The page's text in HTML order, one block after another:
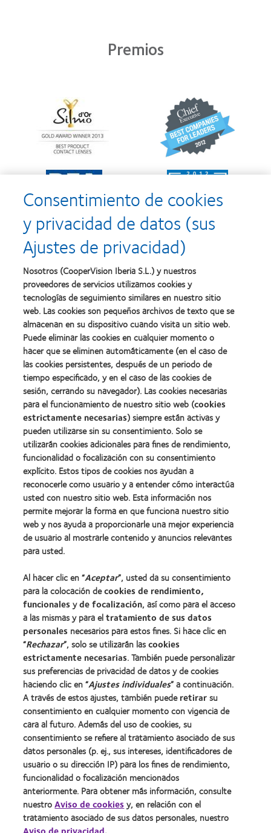
Premios
about
Premio
Silmo
mejor
con
MyDay™
Learn
more
about
2012
y
2010:
Mejor
empresa
el
desarrollo
del
liderazgo
Learn
about
2011:
Premios
a
mejor
(2011)
Learn
about
2011:
Premio
a
salud
Learn
about
2012:
Premio
Manufacturing
Leadership
100
(ML
100)
(2012)
Learn
more
about
2012
Premio
internacional
REBRAND
100®
(2012)
Learn
more
about
Premio
de
la
Industria
de
la
BCLA
Nuestros productos
Encuentre su lente
Tecnología para lentes de contacto
Lentes de contacto y visión
Usuario experimentado
Blog
Sobre nosotros
Carreras
Noticias
Contacto
Legal
Política de privacidad
Aviso Legal
Aviso de cookies
Condiciones del servicio
Public Country by Country Reporting
Consentimiento de cookies
y privacidad de datos (sus
Ajustes de privacidad)
Nosotros (CooperVision Iberia S.L.) y nuestros
proveedores de servicios utilizamos cookies y
tecnologías de seguimiento similares en nuestro sitio
web. Las cookies son pequeños archivos de texto que se
almacenan en su dispositivo cuando visita un sitio web.
Puede eliminar las cookies en cualquier momento o
hacer que se eliminen automáticamente (en el caso de
las cookies persistentes, después de un periodo de
tiempo especificado, y en el caso de las cookies de
sesión, cerrando su navegador). Las cookies necesarias
para el funcionamiento de nuestro sitio web (cookies
estrictamente necesarias) siempre están activas y
pueden utilizarse sin su consentimiento. Solo se
utilizarán cookies adicionales para fines de rendimiento,
funcionalidad o focalización con su consentimiento
explícito. Estos tipos de cookies nos ayudan a
reconocerle como usuario y a entender cómo interactúa
usted con nuestro sitio web. Esta información nos
permite mejorar la forma en que funciona nuestro sitio
web y nos ayuda a proporcionarle una mejor experiencia
de usuario al mostrarle contenido y anuncios relevantes
para usted.
Al hacer clic en “Aceptar”, usted da su consentimiento
para la colocación decookies de rendimiento,
funcionalesyde focalización, así como para el acceso
a las mismas y para eltratamiento de sus datos
personales necesarios para estos fines. Si hace clic en
“Rechazar”, solo se utilizarán lascookies
estrictamente necesarias. También puede personalizar
sus preferencias de privacidad de datos y de cookies
haciendo clic en “Ajustes individuales” a continuación.
A través de estos ajustes, también puederetirarsu
consentimiento en cualquier momento con vigencia de
cara al futuro. Además del uso de cookies, su
consentimiento se refiere al tratamiento asociado de sus
datos personales (p. ej., sus intereses, identificadores de
usuario o su dirección IP) para los fines de rendimiento,
funcionalidad o focalización mencionados
anteriormente. Para obtener más información, consulte
nuestroAviso de cookiesy, en relación con el
tratamiento asociado de sus datos personales, nuestro